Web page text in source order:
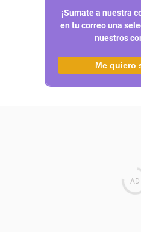
¡Sumate a nuestra
en tu correo una
nuestros
Me quiero